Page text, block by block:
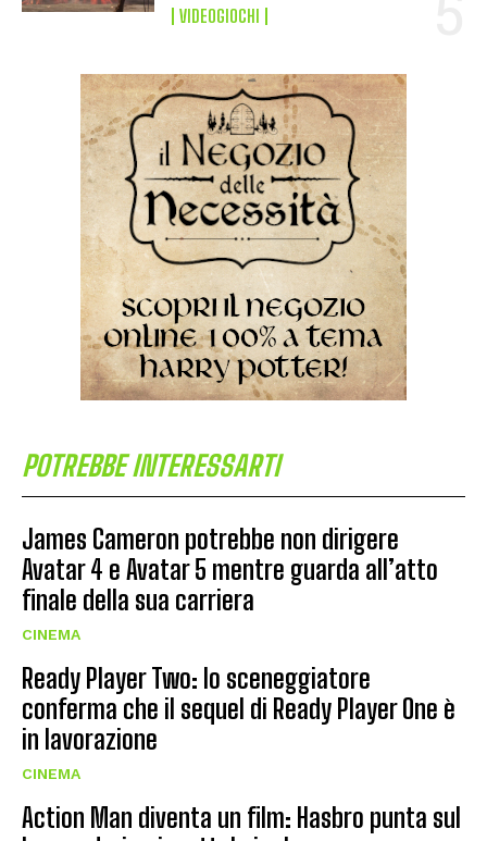
VIDEOGIOCHI
POTREBBE INTERESSARTI
James Cameron potrebbe non dirigere
Avatar 4 e Avatar 5 mentre guarda all’atto
finale della sua carriera
CINEMA
Ready Player Two: lo sceneggiatore
conferma che il sequel di Ready Player One è
in lavorazione
CINEMA
Action Man diventa un film: Hasbro punta sul